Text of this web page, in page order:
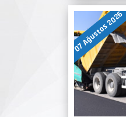
07 Ağustos 2026